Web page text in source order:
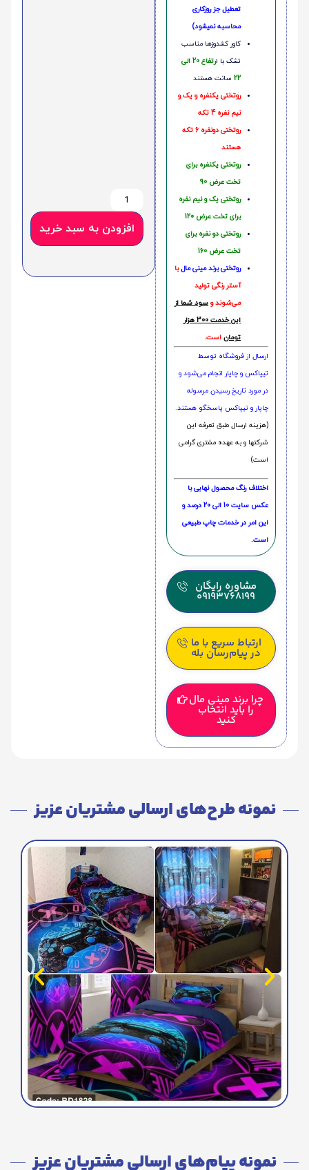
تعطیل جز روزکاری
محاسبه نمیشود)
کاور کشدوزها مناسب
تشک با ا
رتفاع 20 الی
22 سانت هستند
روتختی یکنفره و یک و
نیم نفره 4 تکه
روتختی دونفره 6 تکه
هستند
روتختی یکنفره برای
تخت عرض 90
روتختی یک و نیم نفره
برای تخت عرض 120
روتختی دو نفره برای
تخت عرض 160
روتختی‌ برند مینی مالبا
آستر رنگی تولید
می‌شوند و سود شما از
این خدمت 300 هزار
تومان است.
ارسال از فروشگاه توسط
تیپاکس و چاپار انجام می‌شود و
در مورد تاریخ رسیدن مرسوله
چاپار و تیپاکس پاسخگو هستند.
(هزینه ارسال طبق تعرفه این
شرکتها و به عهده مشتری گرامی
است)
اختلاف رنگ محصول نهایی با
عکس سایت 10 الی 20 درصد و
این امر در خدمات چاپ طبیعی
است.
مشاوره رایگان
09193768199
ارتباط سریع با ما
در پیام‌رسان بله
چرا برند مینی مال
را باید انتخاب
کنید
افزودن به سبد خرید
نمونه طرح‌های ارسالی مشتریان عزیز
نمونه پیام‌های ارسالی مشتریان عزیز